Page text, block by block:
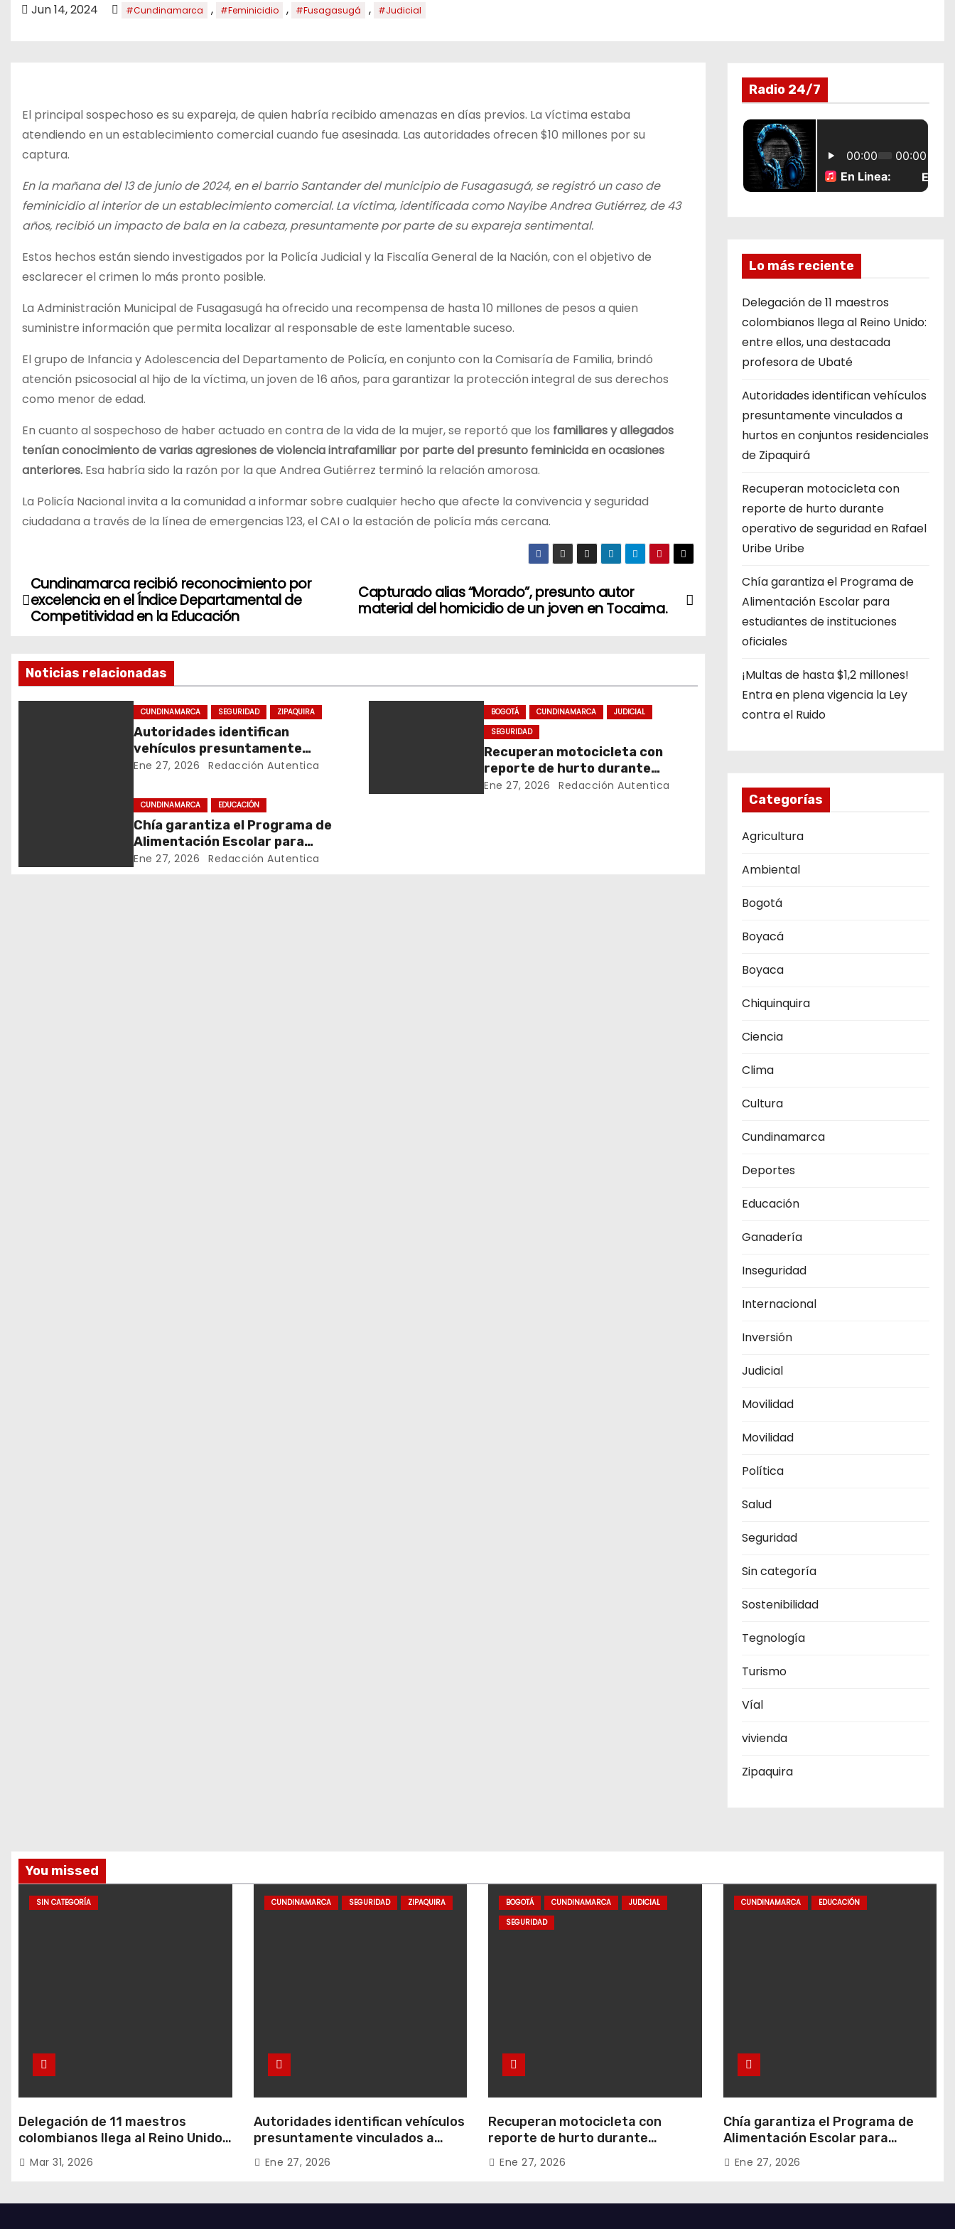
Jun 14, 2024 #Cundinamarca , #Feminicidio , #Fusagasugá , #Judicial
El principal sospechoso es su expareja, de quien habría recibido amenazas en días previos. La víctima estaba
atendiendo en un establecimiento comercial cuando fue asesinada. Las autoridades ofrecen $10 millones por su
captura.
En la mañana del 13 de junio de 2024, en el barrio Santander del municipio de Fusagasugá, se registró un caso de
feminicidio al interior de un establecimiento comercial. La víctima, identificada como Nayibe Andrea Gutiérrez, de 43
años, recibió un impacto de bala en la cabeza, presuntamente por parte de su expareja sentimental.
Estos hechos están siendo investigados por la Policía Judicial y la Fiscalía General de la Nación, con el objetivo de
esclarecer el crimen lo más pronto posible.
La Administración Municipal de Fusagasugá ha ofrecido una recompensa de hasta 10 millones de pesos a quien
suministre información que permita localizar al responsable de este lamentable suceso.
El grupo de Infancia y Adolescencia del Departamento de Policía, en conjunto con la Comisaría de Familia, brindó
atención psicosocial al hijo de la víctima, un joven de 16 años, para garantizar la protección integral de sus derechos
como menor de edad.
En cuanto al sospechoso de haber actuado en contra de la vida de la mujer, se reportó que los familiares y allegados
tenían conocimiento de varias agresiones de violencia intrafamiliar por parte del presunto feminicida en ocasiones
anteriores. Esa habría sido la razón por la que Andrea Gutiérrez terminó la relación amorosa.
La Policía Nacional invita a la comunidad a informar sobre cualquier hecho que afecte la convivencia y seguridad
ciudadana a través de la línea de emergencias 123, el CAI o la estación de policía más cercana.
N
a
e
g
Capturado alias “Morado”, presunto autor
material del homicidio de un joven en Tocaima.
Cundinamarca recibió reconocimiento por
excelencia en el Índice Departamental de
Competitividad en la Educación
Noticias relacionadas
CUNDINAMARCA SEGURIDAD ZIPAQUIRA
Autoridades identifican
vehículos presuntamente
vinculados a hurtos en
Zipaquirá
Ene 27, 2026 Redacción Autentica
BOGOTÁ CUNDINAMARCA
JUDICIAL
SEGURIDAD
Recuperan motocicleta con
reporte de hurto durante
operativo de seguridad en
Ene 27, 2026 Redacción Autentica
CUNDINAMARCA EDUCACIÓN
Chía garantiza el Programa de
Alimentación Escolar para
estudiantes de instituciones
Ene 27, 2026 Redacción Autentica
Radio 24/7
Lo más reciente
Delegación de 11 maestros
colombianos llega al Reino Unido:
entre ellos, una destacada
profesora de Ubaté
Autoridades identifican vehículos
presuntamente vinculados a
hurtos en conjuntos residenciales
de Zipaquirá
Recuperan motocicleta con
reporte de hurto durante
operativo de seguridad en Rafael
Uribe Uribe
Chía garantiza el Programa de
Alimentación Escolar para
estudiantes de instituciones
oficiales
¡Multas de hasta $1,2 millones!
Entra en plena vigencia la Ley
contra el Ruido
Categorías
Agricultura
Ambiental
Bogotá
Boyacá
Boyaca
Chiquinquira
Ciencia
Clima
Cultura
Cundinamarca
Deportes
Educación
Ganadería
Inseguridad
Internacional
Inversión
Judicial
Movilidad
Movilidad
Política
Salud
Seguridad
Sin categoría
Sostenibilidad
Tegnología
Turismo
Víal
vivienda
Zipaquira
You missed
SIN CATEGORÍA
Delegación de 11 maestros
colombianos llega al Reino Unido:
entre ellos, una destacada
profesora de Ubaté
Mar 31, 2026
CUNDINAMARCA SEGURIDAD ZIPAQUIRA
Autoridades identifican vehículos
presuntamente vinculados a
hurtos en conjuntos
residenciales de Zipaquirá
Ene 27, 2026
BOGOTÁ CUNDINAMARCA
JUDICIAL
SEGURIDAD
Recuperan motocicleta con
reporte de hurto durante
operativo de seguridad en Rafael
Uribe Uribe
Ene 27, 2026
CUNDINAMARCA EDUCACIÓN
Chía garantiza el Programa de
Alimentación Escolar para
estudiantes de instituciones
oficiales
Ene 27, 2026